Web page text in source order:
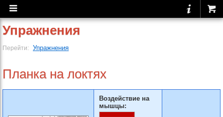
Упражнения
Перейти: Упражнения
Планка на локтях
Воздействие на
мышцы: